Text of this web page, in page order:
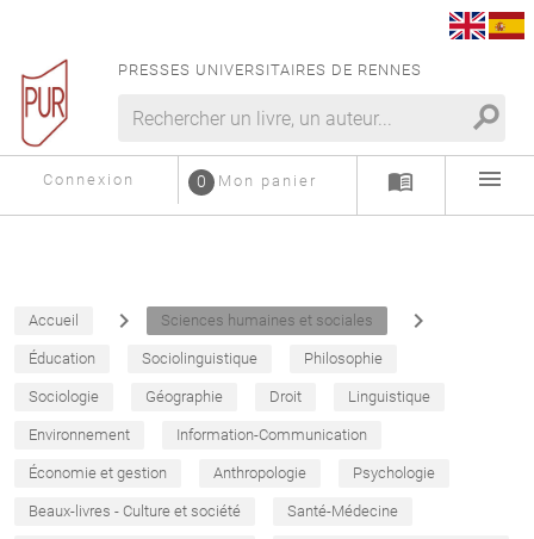
PRESSES UNIVERSITAIRES DE RENNES
search
Connexion Mon panier
0 menu_book menu
Accueil navigate_next Sciences humaines et sociales navigate_next
Éducation Sociolinguistique Philosophie
Sociologie Géographie Droit Linguistique
Environnement Information-Communication
Économie et gestion Anthropologie Psychologie
Beaux-livres - Culture et société Santé-Médecine